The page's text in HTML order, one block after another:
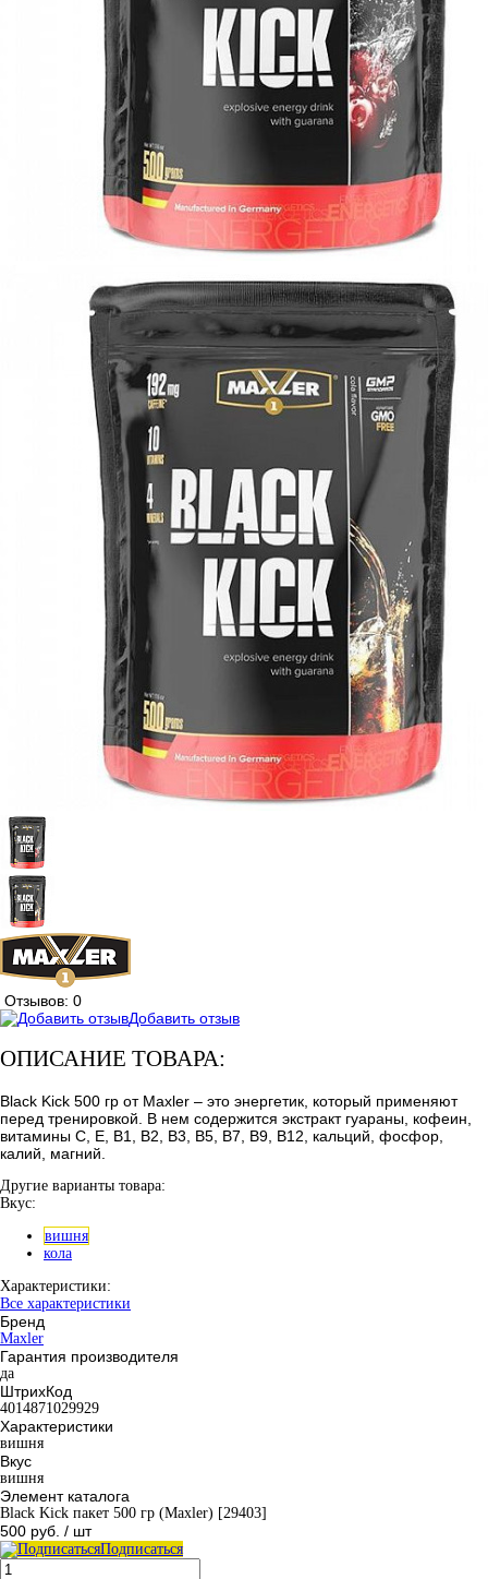
Отзывов: 0
Добавить отзыв
ОПИСАНИЕ ТОВАРА:
Black Kick 500 гр от Maxler – это энергетик, который применяют
перед тренировкой. В нем содержится экстракт гуараны, кофеин,
витамины С, Е, В1, В2, В3, В5, В7, В9, В12, кальций, фосфор,
калий, магний.
Другие варианты товара:
Вкус:
вишня
кола
Характеристики:
Все характеристики
Бренд
Maxler
Гарантия производителя
да
ШтрихКод
4014871029929
Характеристики
вишня
Вкус
вишня
Элемент каталога
Black Kick пакет 500 гр (Maxler) [29403]
500 руб. / шт
Подписаться